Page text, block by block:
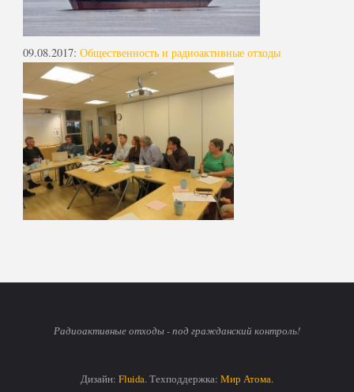
09.08.2017: Общественность и радиоактивные отходы
Радиоактивные отходы - под гражданский контроль!
Дизайн: Fluida. Техподдержка: Мир Атома.